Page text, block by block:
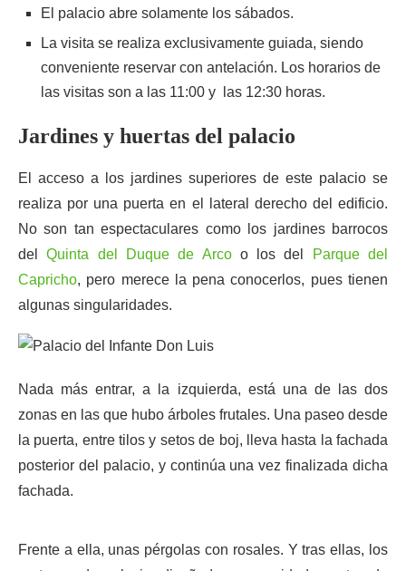
El palacio abre solamente los sábados.
La visita se realiza exclusivamente guiada, siendo
conveniente reservar con antelación. Los horarios de
las visitas son a las 11:00 y las 12:30 horas.
Jardines y huertas del palacio
El acceso a los jardines superiores de este palacio se
realiza por una puerta en el lateral derecho del edificio.
No son tan espectaculares como los jardines barrocos
delQuinta del Duque de Arcoo los del
Parque del
Capricho, pero merece la pena conocerlos, pues tienen
algunas singularidades.
Nada más entrar, a la izquierda, está una de las dos
zonas en las que hubo árboles frutales. Una paseo desde
la puerta, entre tilos y setos de boj, lleva hasta la fachada
posterior del palacio, y continúa una vez finalizada dicha
fachada.
Frente a ella, unas pérgolas con rosales. Y tras ellas, los